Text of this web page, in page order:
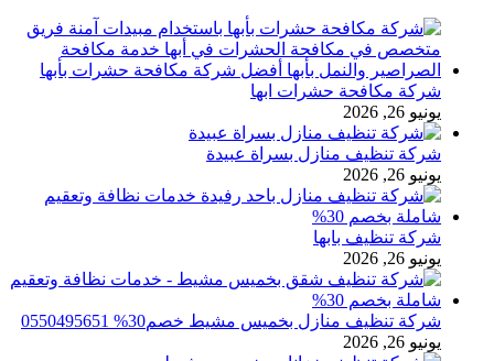
شركة مكافحة حشرات ابها
يونيو 26, 2026
شركة تنظيف منازل بسراة عبيدة
يونيو 26, 2026
شركة تنظيف بابها
يونيو 26, 2026
شركة تنظيف منازل بخميس مشيط خصم30% 0550495651
يونيو 26, 2026